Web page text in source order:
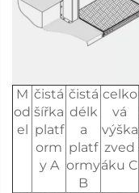
M
od
el
čistá
šířka
platf
orm
y A
čistá
délk
a
platf
ormy
B
celko
vá
výška
zved
áku C